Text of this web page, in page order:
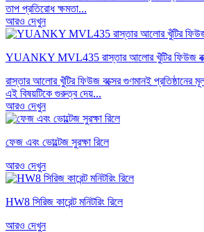
তাপ প্রতিরোধ ক্ষমতা...
আরও দেখুন
YUANKY MVL435 রাস্তার আলোর খুঁটির ফিউজ
রাস্তার আলোর খুঁটির ফিউজ বক্সের গুণমানই প্রতিষ্ঠানের
এই বিষয়টিকে গুরুত্ব দেয়...
আরও দেখুন
ফেজ এবং ভোল্টেজ সুরক্ষা রিলে
আরও দেখুন
HW8 সিরিজ কারেন্ট মনিটরিং রিলে
আরও দেখুন